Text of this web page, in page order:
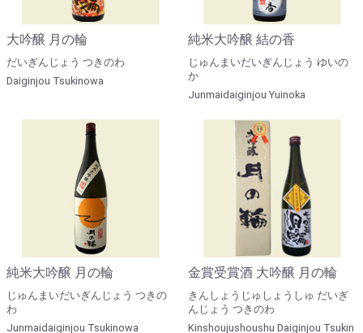
大吟醸 月の輪
だいぎんじょう つきのわ
Daiginjou Tsukinowa
純米大吟醸 結の香
じゅんまいだいぎんじょう ゆいの
か
Junmaidaiginjou Yuinoka
純米大吟醸 月の輪
じゅんまいだいぎんじょう つきの
わ
Junmaidaiginjou Tsukinowa
金賞受賞酒 大吟醸 月の輪
きんしょうじゅしょうしゅ だいぎ
んじょう つきのわ
Kinshoujushoushu Daiginjou Tsukin